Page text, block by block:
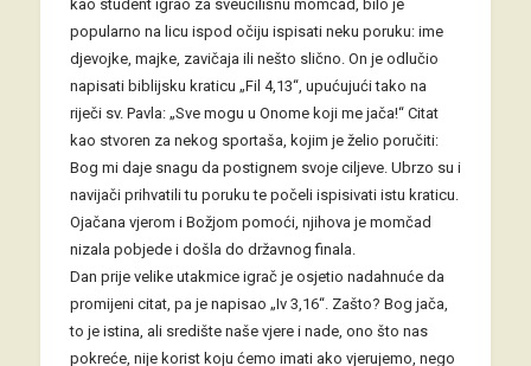
kao student igrao za sveučilišnu momčad, bilo je
popularno na licu ispod očiju ispisati neku poruku: ime
djevojke, majke, zavičaja ili nešto slično. On je odlučio
napisati biblijsku kraticu „Fil 4,13“, upućujući tako na
riječi sv. Pavla: „Sve mogu u Onome koji me jača!“ Citat
kao stvoren za nekog sportaša, kojim je želio poručiti:
Bog mi daje snagu da postignem svoje ciljeve. Ubrzo su i
navijači prihvatili tu poruku te počeli ispisivati istu kraticu.
Ojačana vjerom i Božjom pomoći, njihova je momčad
nizala pobjede i došla do državnog finala.
Dan prije velike utakmice igrač je osjetio nadahnuće da
promijeni citat, pa je napisao „Iv 3,16“. Zašto? Bog jača,
to je istina, ali središte naše vjere i nade, ono što nas
pokreće, nije korist koju ćemo imati ako vjerujemo, nego